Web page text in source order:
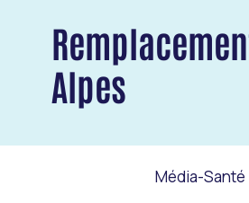
Alpes
Média-Santé